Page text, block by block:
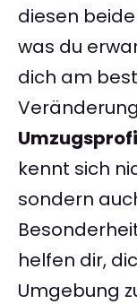
diesen
was du
dich am
kennt sich
sondern
helfen dir,
Umgebung